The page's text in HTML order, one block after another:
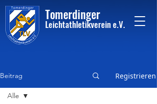
Tomerdinger
Leichtathletikvereine.V.
Beitrag Registrieren
Alle